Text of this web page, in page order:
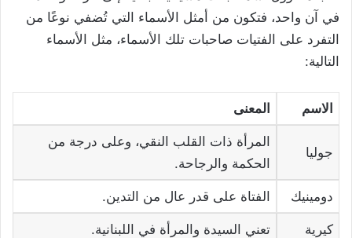
في آن واحد، فتكون من أمثل الأسماء التي تُضفي نوعًا من
التفرد على الفتيات صاحبات تلك الأسماء، مثل الأسماء
التالية:
الاسم المعنى
جوليا
المرأة ذات القلب النقي، وعلى درجة من
الحكمة والرجاحة.
دومينيك الفتاة على قدر عال من التدين.
كيرية تعني السيدة والمرأة في اللبنانية.